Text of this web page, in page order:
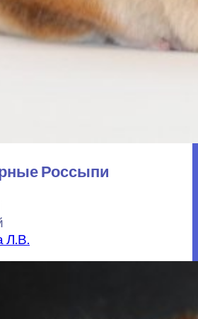
Россыпи
Л.В.